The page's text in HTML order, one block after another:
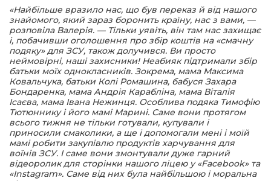
«Найбільше вразило нас, що був переказ й від нашого
знайомого, який зараз боронить країну, нас з вами, —
розповіла Валерія. — Тільки уявіть, він там нас захищає
і, побачивши оголошення про збір коштів на «смачну
подяку» для ЗСУ, також долучився. Ви просто
неймовірні, наші захисники! Неабияк підтримали збір
батьки моїх однокласників. Зокрема, мама Максима
Ковальчука, батьки Колі Ромашина, бабуся Захара
Бондаренка, мама Андрія Карабліна, мама Віталія
Ісаєва, мама Івана Нежинця. Особлива подяка Тимофію
Тютюннику і його мамі Марині. Саме вони протягом
всього тижня не тільки готували, купували і
приносили смаколики, а ще і допомогали мені і моїй
мамі робити закупівлю продуктів харчування для
воїнів ЗСУ. І саме вони змонтували дуже гарний
відеоролик для сторінки нашого ліцею у «Facebook» та
«Instagram». Саме від них була найбільшою і моральна